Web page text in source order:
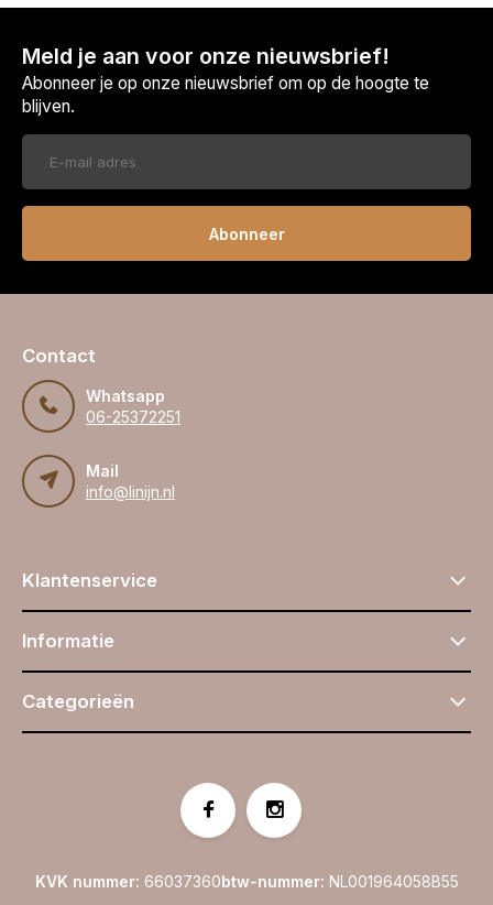
Meld je aan voor onze nieuwsbrief!
Abonneer je op onze nieuwsbrief om op de hoogte te
blijven.
Abonneer
Contact
Whatsapp
06-25372251
Mail
info@linijn.nl
Klantenservice
Informatie
Categorieën
KVK nummer: 66037360btw-nummer: NL001964058B55